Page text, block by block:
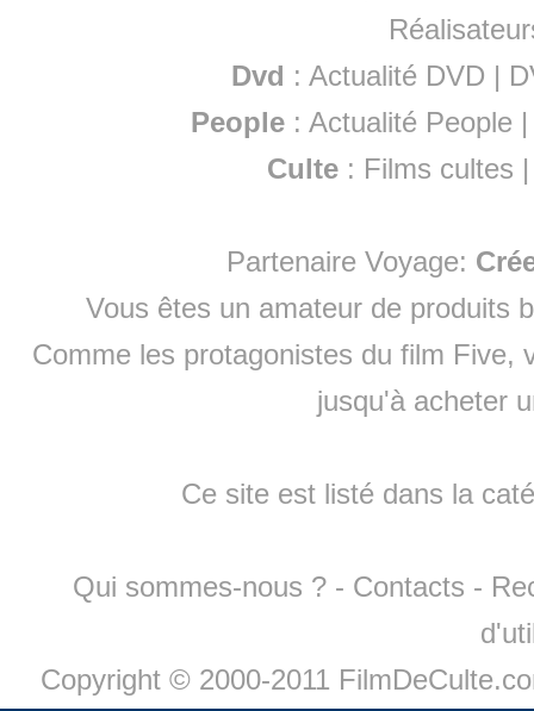
Dvd : Actualité DVD |
People :Actualité People
Culte : Films cultes
Partenaire Voyage:
Vous êtes un amateur de produits
Comme les protagonistes du film Five,
jusqu'à acheter
Ce site est listé dans la
Qui sommes-nous ? - Contacts -
Copyright © 2000-2011